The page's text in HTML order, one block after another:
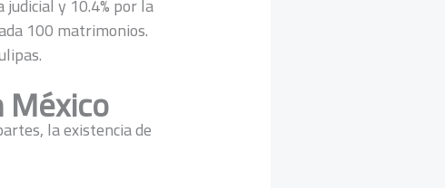
100 matrimonios.
la existencia de